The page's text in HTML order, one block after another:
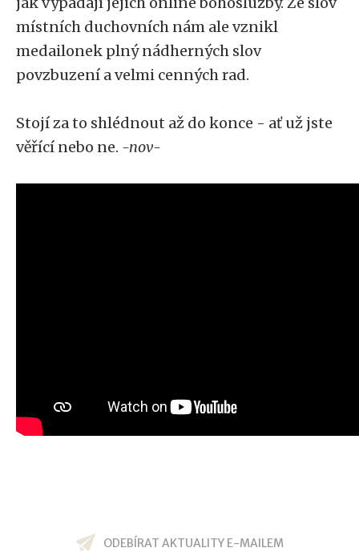
místních duchovních nám ale vznikl
medailonek plný nádherných slov
povzbuzení a velmi cenných rad.
Stojí za to shlédnout až do konce - ať už jste
věřící nebo ne. -nov-
ODEBÍRAT AKTUALITY E-MAILEM